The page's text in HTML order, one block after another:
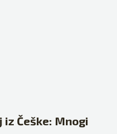
iz Češke: Mnogi